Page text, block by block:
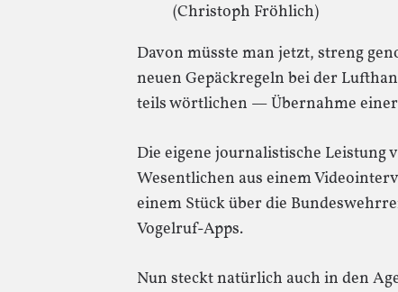
(Christoph Fröhlich)
Davon müsste man jetzt, streng
neuen Gepäckregeln bei der
teils wörtlichen — Übernahme einer
Die eigene journalistische Leistung
Wesentlichen aus einem
einem Stück über die
Vogelruf-Apps.
Nun steckt natürlich auch in den